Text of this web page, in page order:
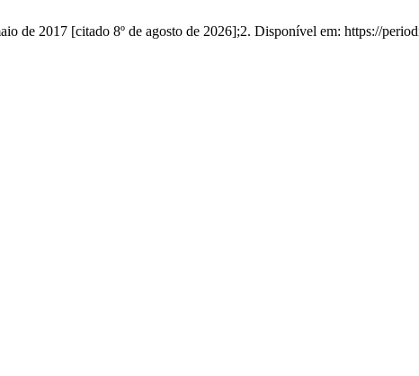
de 2017 [citado 8º de agosto de 2026];2. Disponível em: https://